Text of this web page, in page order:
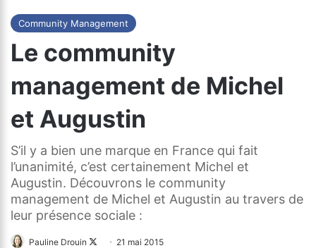
Community Management
Le community
management de Michel
et Augustin
S’il y a bien une marque en France qui fait
l’unanimité, c’est certainement Michel et
Augustin. Découvrons le community
management de Michel et Augustin au travers de
leur présence sociale :
Pauline Drouin
Follow21 mai 2015